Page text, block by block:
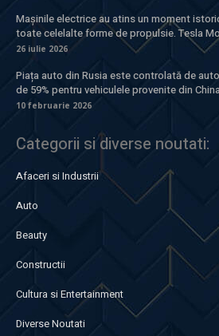
Mașinile electrice au atins un moment
toate celelalte forme de propulsie. Tesla
26 iulie 2026
Piața auto din Rusia este controlată de
de 59% pentru vehiculele provenite din
10 februarie 2026
Categorii si diverse noutati:
Afaceri si Industrii
Auto
Beauty
Constructii
Cultura si Entertainment
Diverse Noutati